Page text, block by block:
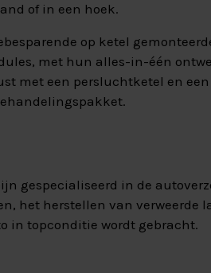
of in een hoek.
op ketel
met hun alles-in-één
met een persluchtketel en
gespecialiseerd in de
het herstellen van verweerde
in topconditie wordt gebracht.